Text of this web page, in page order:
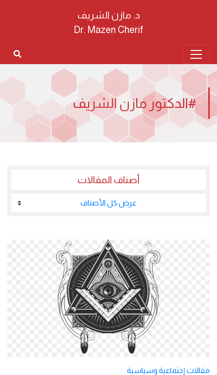
د. مازن الشريف
Dr. Mazen Cherif
#الدكتور مازن الشريف
أصناف المقالات
عرض كل الأصناف
مقالات إجتماعية وسياسية